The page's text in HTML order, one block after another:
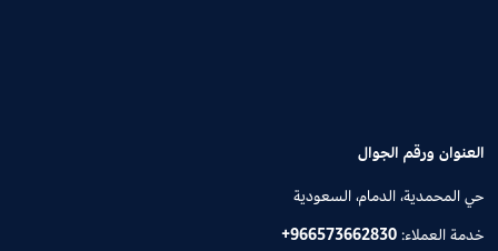
العنوان ورقم الجوال
حي المحمدية، الدمام، السعودية
خدمة العملاء:+966573662830